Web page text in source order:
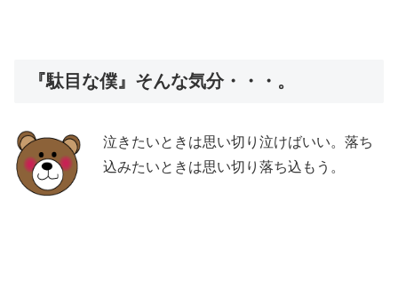
『駄目な僕』そんな気分・・・。
泣きたいときは思い切り泣けばいい。落ち
込みたいときは思い切り落ち込もう。